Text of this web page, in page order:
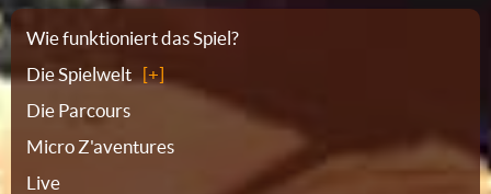
Sitemap
Wie funktioniert das Spiel?
Die Spielwelt
Die Parcours
Micro Z'aventures
Live